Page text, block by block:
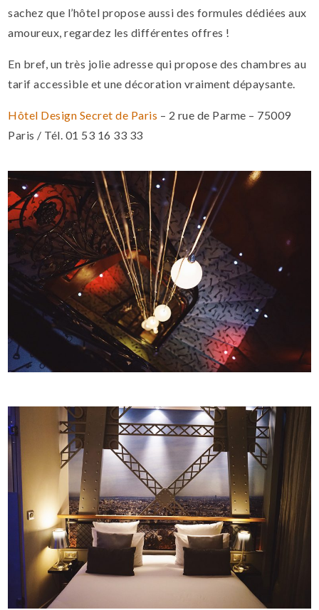
sachez que l’hôtel propose aussi des formules dédiées aux
amoureux, regardez les différentes offres !
En bref, un très jolie adresse qui propose des chambres au
tarif accessible et une décoration vraiment dépaysante.
Hôtel Design Secret de Paris – 2 rue de Parme – 75009
Paris / Tél. 01 53 16 33 33